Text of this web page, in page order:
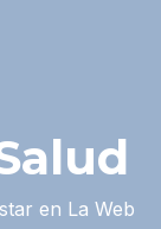
en La Web